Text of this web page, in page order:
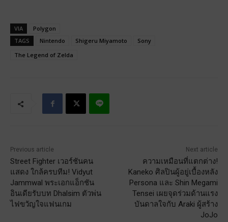
VIA
Polygon
TAGS
Nintendo Shigeru Miyamoto
Sony
The Legend of Zelda
Previous article
Street Fighter เวอร์ชันคน
แสดง ใกล้ครบทีม! Vidyut
Jammwal พระเอกแอ็กชัน
อินเดียรับบท Dhalsim ตัวพ่น
ไฟขวัญใจแฟนเกม
Next article
ความเหมือนที่แตกต่าง!
Kaneko ศิลปินผู้อยู่เบื้องหลัง
Persona และ Shin Megami
Tensei เผยจุดร่วมด้านแรง
บันดาลใจกับ Araki ผู้สร้าง
JoJo